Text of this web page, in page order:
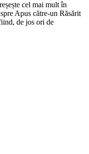
cel mai mult în
Apus către-un Răsărit
de jos ori de